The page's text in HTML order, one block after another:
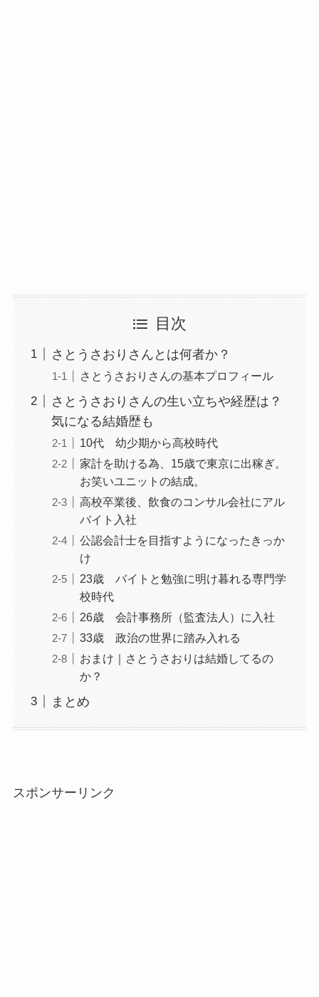
目次
さとうさおりさんとは何者か？
さとうさおりさんの基本プロフィール
さとうさおりさんの生い立ちや経歴は？
気になる結婚歴も
10代 幼少期から高校時代
家計を助ける為、15歳で東京に出稼ぎ。
お笑いユニットの結成。
高校卒業後、飲食のコンサル会社にアル
バイト入社
公認会計士を目指すようになったきっか
け
23歳 バイトと勉強に明け暮れる専門学
校時代
26歳 会計事務所（監査法人）に入社
33歳 政治の世界に踏み入れる
おまけ｜さとうさおりは結婚してるの
か？
まとめ
スポンサーリンク